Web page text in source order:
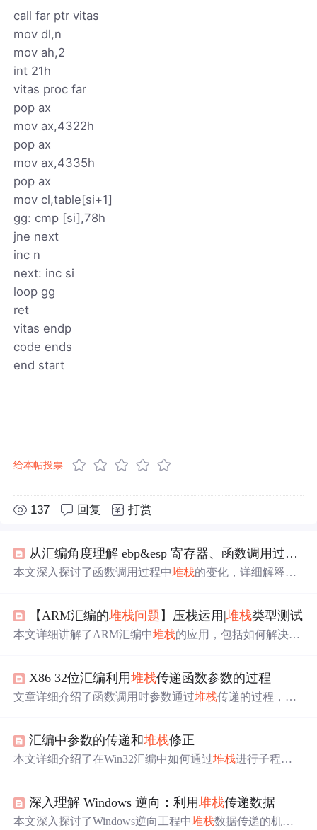
call far ptr vitas
mov dl,n
mov ah,2
int 21h
vitas proc far
pop ax
mov ax,4322h
pop ax
mov ax,4335h
pop ax
mov cl,table[si+1]
gg: cmp [si],78h
jne next
inc n
next: inc si
loop gg
ret
vitas endp
code ends
end start
给本帖投票
137 回复 打赏
从汇编角度理解 ebp&esp 寄存器、函数调用过程、函数参数传递以及
本文深入探讨了函数调用过程中堆栈的变化，详细解释了
用的差异，尤其是在参数传递和
堆栈平衡方面的不同。
【ARM汇编的堆栈问题 】压栈运用|堆栈类型测试
本文详细讲解了ARM汇编中堆栈的应用，包括如何解决参
出多个数据，以及如何验证ARM堆栈的类型。
X86 32位汇编利用堆栈传递函数参数的过程
文章详细介绍了函数调用时参数通过堆栈传递的过程，包
确保栈平衡并存储局部变量。在函数结束时，通过POP指
令恢复寄存器和栈的状态，返回主程序。
汇编中参数的传递和堆栈修正
本文详细介绍了在Win32汇编中如何通过堆栈进行子程序
程。深入理解 Windows 逆向：利用堆栈传递数据
本文深入探讨了Windows逆向工程中堆栈数据传递的机